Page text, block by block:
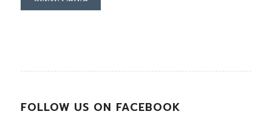
FOLLOW US ON FACEBOOK